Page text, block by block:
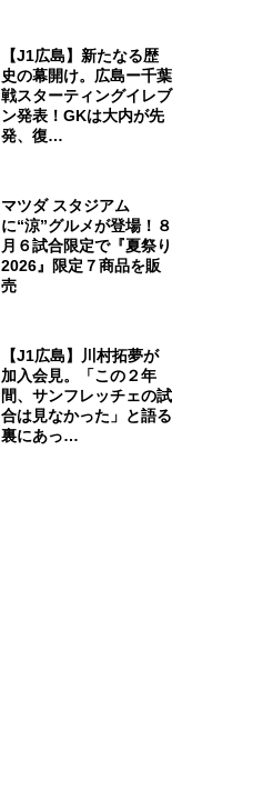
【J1広島】新たなる歴
史の幕開け。広島ー千葉
戦スターティングイレブ
ン発表！GKは大内が先
発、復…
マツダ スタジアム
に“涼”グルメが登場！８
月６試合限定で『夏祭り
2026』限定７商品を販
売
【J1広島】川村拓夢が
加入会見。「この２年
間、サンフレッチェの試
合は見なかった」と語る
裏にあっ…